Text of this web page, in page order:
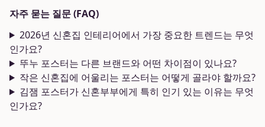
자주 묻는 질문 (FAQ)
2026년 신혼집 인테리어에서 가장 중요한 트렌드는 무엇
인가요?
뚜누 포스터는 다른 브랜드와 어떤 차이점이 있나요?
작은 신혼집에 어울리는 포스터는 어떻게 골라야 할까요?
김잼 포스터가 신혼부부에게 특히 인기 있는 이유는 무엇
인가요?